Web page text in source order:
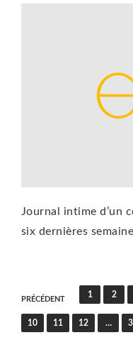
Journal intime d’un
six dernières
Pagination
des
publications
PRÉCÉDENT
1 2
10 11 12 …